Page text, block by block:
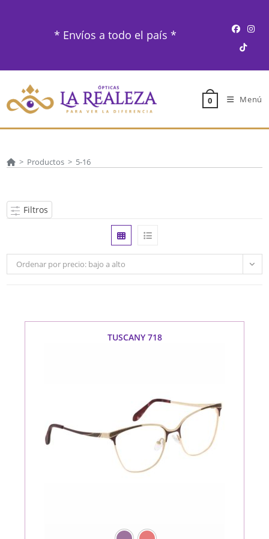
* Envíos a todo el país *
0 Menú
> Productos > 5-16
Filtros
Ordenar por precio: bajo a alto
TUSCANY 718